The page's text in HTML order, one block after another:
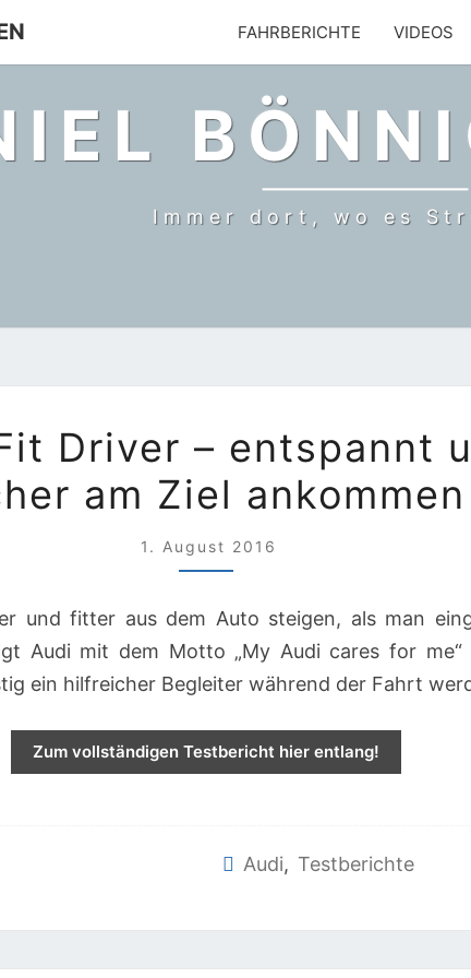
FAHRBERICHTE VIDEOS
Immer dort, wo es
FIT
DRIVER
–
ENTSPANNT
SICHER
AM
ZIEL
Driver – entspannt
am Ziel ankommen
1. August 2016
und fitter aus dem Auto steigen, als man
Audi mit dem Motto „My Audi cares for me“
ein hilfreicher Begleiter während der Fahrt
Zum vollständigen Testbericht hier entlang!
Audi, Testberichte